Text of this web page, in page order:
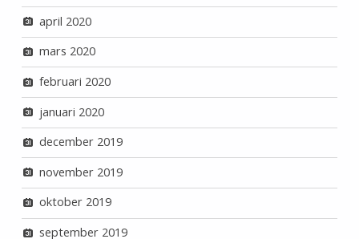
april 2020
mars 2020
februari 2020
januari 2020
december 2019
november 2019
oktober 2019
september 2019